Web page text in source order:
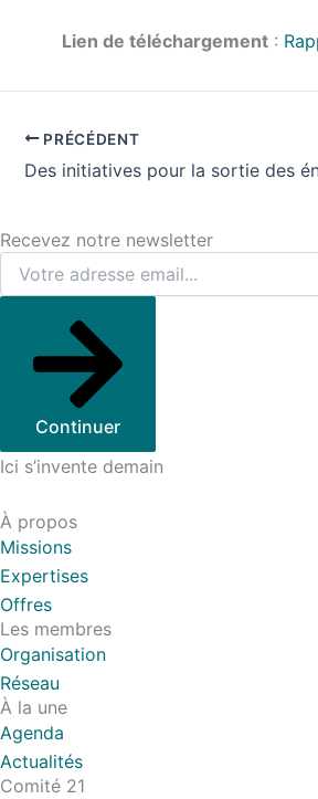
Lien de téléchargement :
PRÉCÉDENT
Des initiatives pour la sortie des
Recevez notre newsletter
Continuer
Ici s’invente demain
À propos
Missions
Expertises
Offres
Les membres
Organisation
Réseau
À la une
Agenda
Actualités
Comité 21